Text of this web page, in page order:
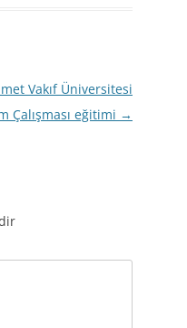
Vakıf Üniversitesi
Çalışması eğitimi →